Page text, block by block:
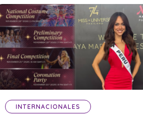
INTERNACIONALES